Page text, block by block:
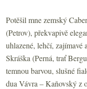
Potěšil mne zemský
(Petrov), překvapivě
uhlazené, lehčí, zajímavé
Skráška (Perná, trať
temnou barvou, slušné
dua Vávra – Kaňovský z